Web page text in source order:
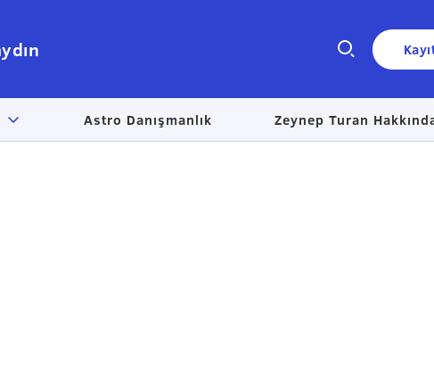
Astro Danışmanlık Zeynep Turan